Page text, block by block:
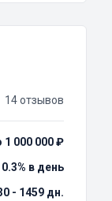
14 отзывов
1 000 000 ₽
в день
- 1459 дн.